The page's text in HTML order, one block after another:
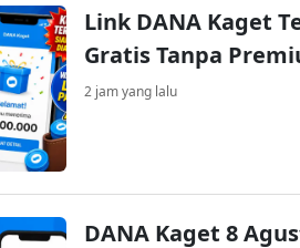
Link DANA Kaget
Gratis Tanpa
2 jam yang lalu
DANA Kaget 8